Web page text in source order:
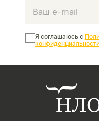
Я соглашаюсь с